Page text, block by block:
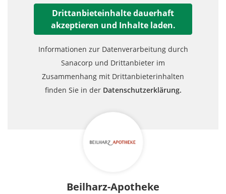
Drittanbieteinhalte dauerhaft
akzeptieren und Inhalte laden.
Informationen zur Datenverarbeitung durch
Sanacorp und Drittanbieter im
Zusammenhang mit Drittanbieterinhalten
finden Sie in der Datenschutzerklärung.
Beilharz-Apotheke